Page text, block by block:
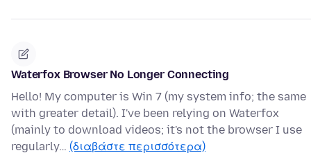
Waterfox Browser No Longer Connecting
Hello! My computer is Win 7 (my system info; the same
with greater detail). I've been relying on Waterfox
(mainly to download videos; it's not the browser I use
regularly… (διαβάστε περισσότερα)